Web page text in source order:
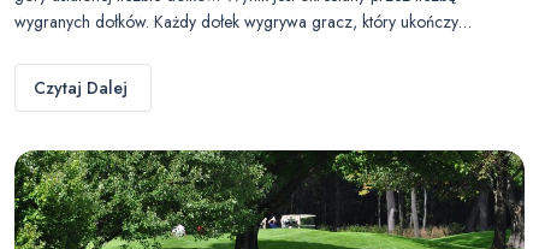
wygranych dołków. Każdy dołek wygrywa gracz, który ukończy…
Czytaj Dalej